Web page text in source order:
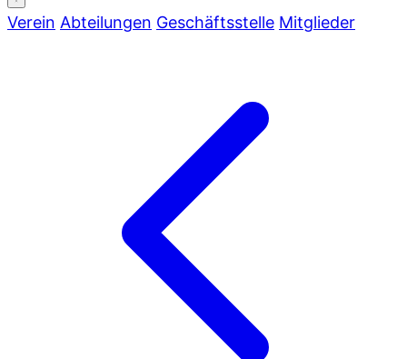
Verein Abteilungen Geschäftsstelle Mitglieder